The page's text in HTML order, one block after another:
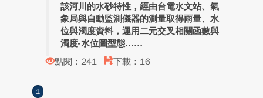
該河川的水砂特性，經由台電水文站、氣
象局與自動監測儀器的測量取得雨量、水
位與濁度資料，運用二元交叉相關函數與
濁度-水位圖型態...
點閱：241
下載：16
1